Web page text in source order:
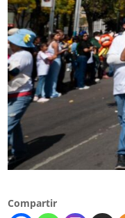
Compartir